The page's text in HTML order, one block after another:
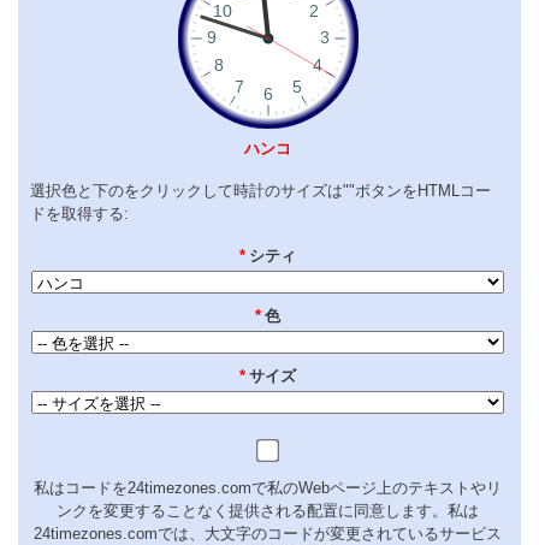
ハンコ
選択色と下のをクリックして時計のサイズは""ボタンをHTMLコー
ドを取得する:
* シティ
* 色
* サイズ
私はコードを24timezones.comで私のWebページ上のテキストやリ
ンクを変更することなく提供される配置に同意します。私は
24timezones.comでは、大文字のコードが変更されているサービス